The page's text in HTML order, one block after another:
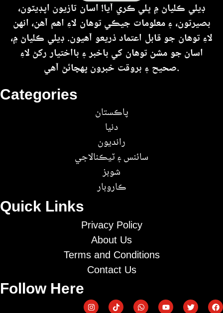
Quick Links
Privacy Policy
About Us
Terms and Conditions
Contact Us
Follow Here
Categories
پاڪستان
دنيا
رانديون
سائنس ۽ ٽيڪنالاجي
شوبز
ڪاروبار
ڊيلي ڪلياڻ ۾ ڀلي ڪري آيا! اسان تازيون اپڊيٽون،
بصيرتون، ۽ معلومات جيڪي توهان لاءِ اهم آهن، انهن
لاءِ توهان جو قابل اعتماد ذريعو آهيون. ڊيلي ڪلياڻ ۾،
اسان جو مشن توهان کي باخبر ۽ بااختيار رکڻ لاءِ
صحيح ۽ بروقت خبرون پهچائڻ آهي.